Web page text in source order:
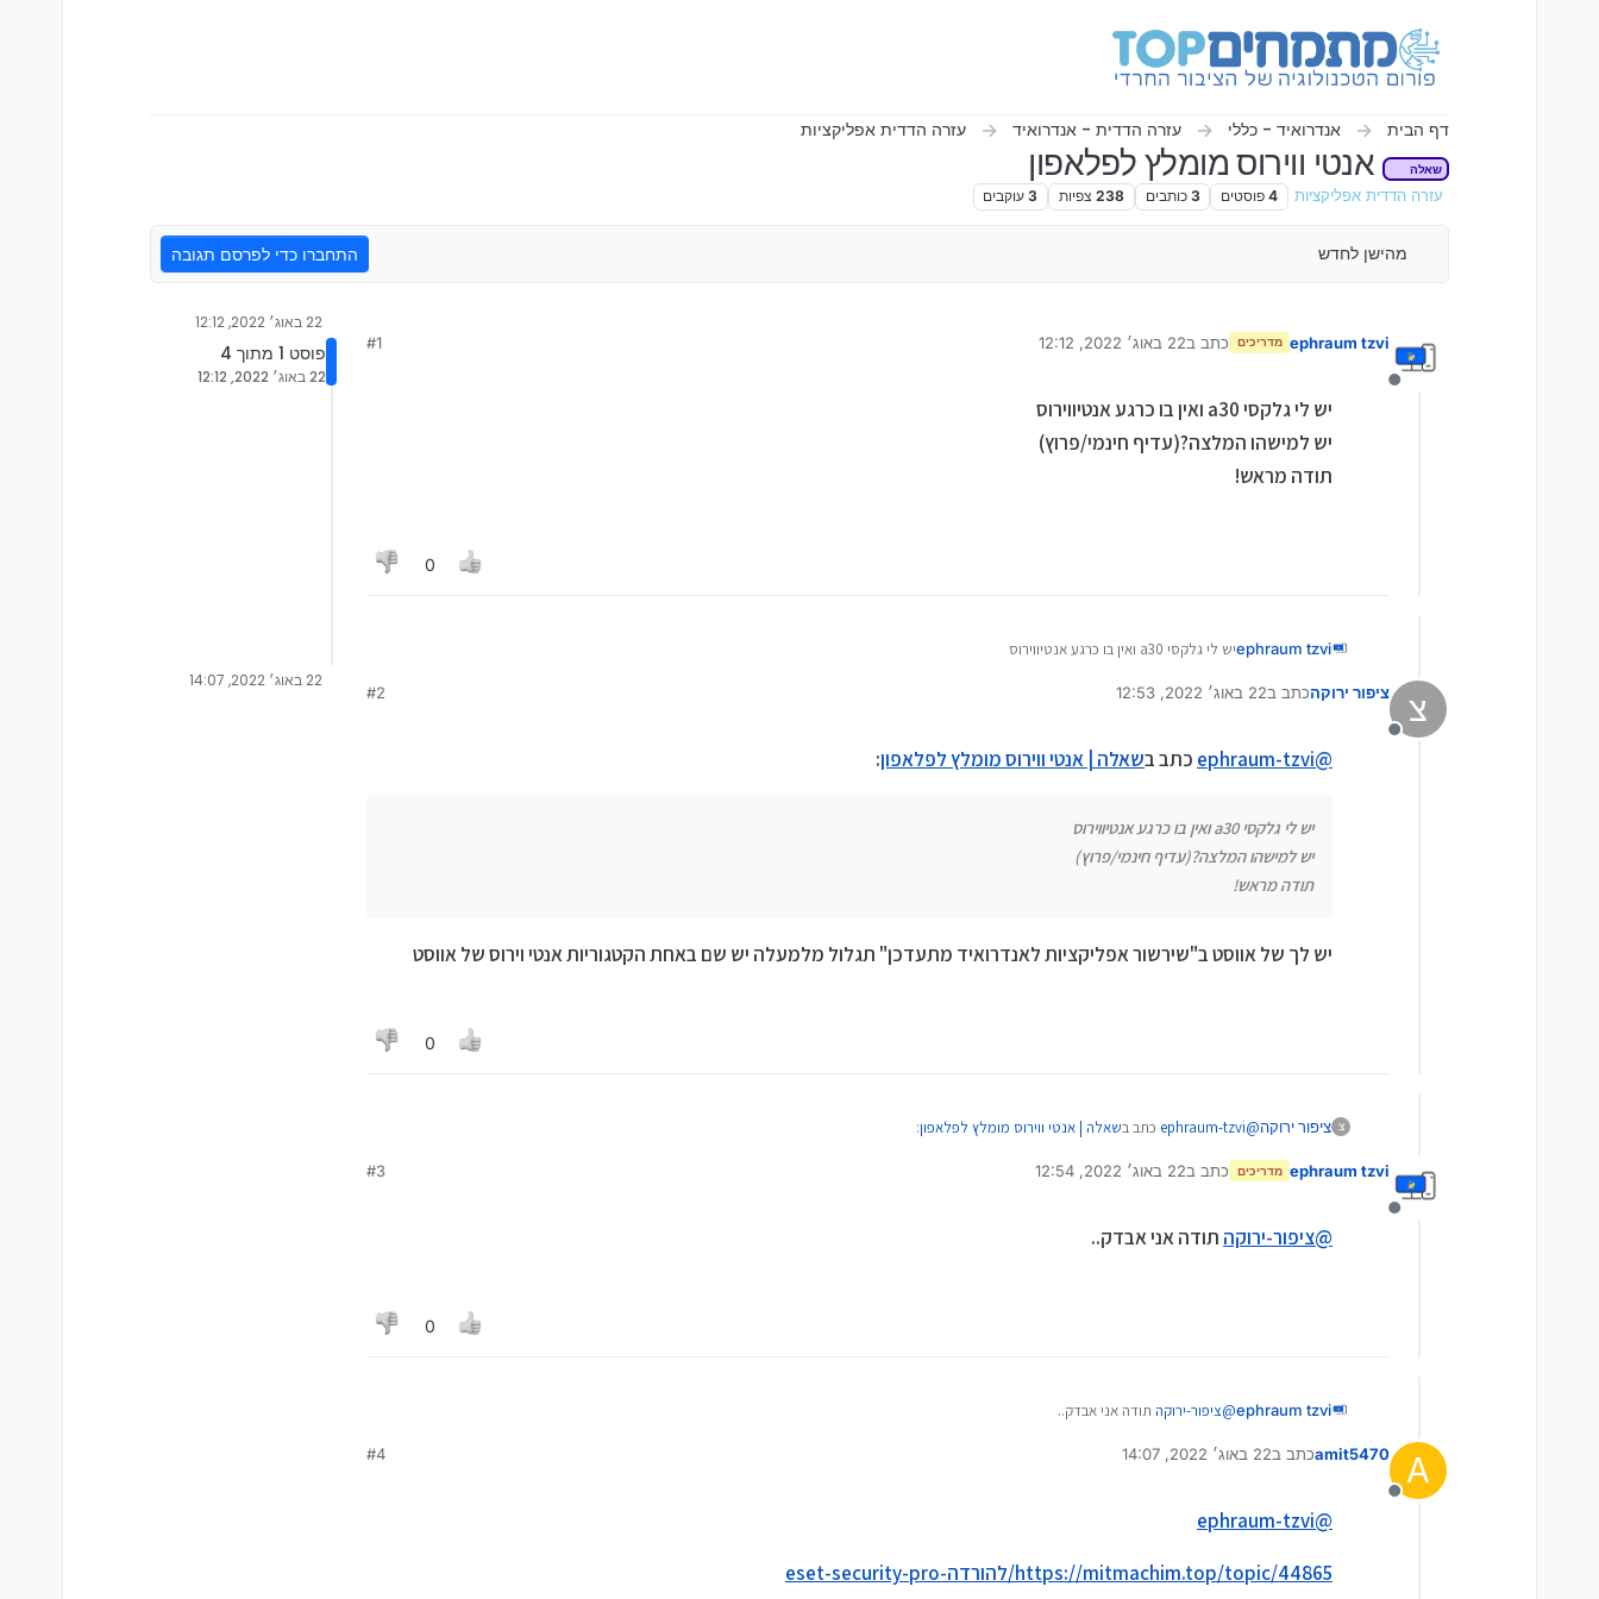
דף הבית אנדרואיד - כללי עזרה הדדית - אנדרואיד עזרה הדדית אפליקציות
שאלה אנטי ווירוס מומלץ לפלאפון
עזרה הדדית אפליקציות 4 פוסטים 3 כותבים 238 צפיות 3 עוקבים
מהישן לחדש התחברו כדי לפרסם תגובה
מנותק
ephraum tzvi מדריכים כתב ב22 באוג׳ 2022, 12:12
נערך לאחרונה על ידי
#1
יש לי גלקסי a30 ואין בו כרגע אנטיווירוס
יש למישהו המלצה?(עדיף חינמי/פרוץ)
תודה מראש!
0
ephraum tzviיש לי גלקסי a30 ואין בו כרגע אנטיווירוס
תודה מראש!
צ
מנותק
ציפור ירוקהכתב ב22 באוג׳ 2022, 12:53
נערך לאחרונה על ידי
#2
@
ephraum-tzvi כתב בשאלה | אנטי ווירוס מומלץ לפלאפון:
יש לי גלקסי a30 ואין בו כרגע אנטיווירוס
יש למישהו המלצה?(עדיף חינמי/פרוץ)
תודה מראש!
יש לך של אווסט ב"שירשור אפליקציות לאנדרואיד מתעדכן" תגלול מלמעלה יש שם באחת הקטגוריות אנטי וירוס של אווסט
0
צ ציפור ירוקה@
ephraum-tzvi כתב בשאלה | אנטי ווירוס מומלץ לפלאפון:
תודה מראש!
יש לך של אווסט ב"שירשור אפליקציות לאנדרואיד מתעדכן" תגלול מלמעלה יש שם באחת הקטגוריות אנטי וירוס של אווסט
מנותק
ephraum tzvi מדריכים כתב ב22 באוג׳ 2022, 12:54
נערך לאחרונה על ידי
#3
@ציפור-ירוקה תודה אני אבדק..
0
ephraum tzvi
@ציפור-ירוקה תודה אני אבדק..
A
מנותק
amit5470כתב ב22 באוג׳ 2022, 14:07
נערך לאחרונה על ידי
#4
@
ephraum-tzvi
https://mitmachim.top/topic/44865/להורדה-eset-security-pro
22 באוג׳ 2022, 12:12
פוסט 1 מתוך 4
22 באוג׳ 2022, 12:12
22 באוג׳ 2022, 14:07